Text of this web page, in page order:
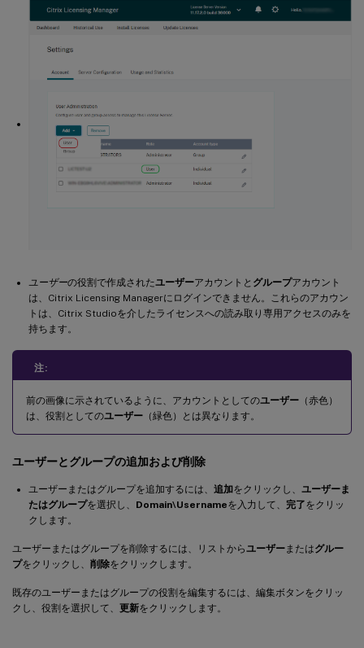
ユーザーの役割で作成されたユーザーアカウントと グループアカウント
は、Citrix Licensing Managerにログインできません。これらのアカウン
トは、Citrix Studioを介したライセンスへの読み取り専用アクセスのみを
持ちます。
注:
前の画像に示されているように、アカウントとしてのユーザー （赤色）
は、役割としてのユーザー （緑色）とは異なります。
ユーザーとグループの追加および削除
ユーザーまたはグループを追加するには、 追加をクリックし、 ユーザーま
たはグループを選択し、 Domain\Usernameを入力して、 完了をクリッ
クします。
ユーザーまたはグループを削除するには、リストからユーザーまたはグルー
プをクリックし、 削除をクリックします。
既存のユーザーまたはグループの役割を編集するには、編集ボタンをクリッ
クし、役割を選択して、 更新をクリックします。